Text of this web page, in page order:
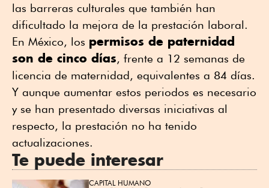
las barreras culturales que también han
dificultado la mejora de la prestación laboral.
En México, los permisos de paternidad
son de cinco días, frente a 12 semanas de
licencia de maternidad, equivalentes a 84 días.
Y aunque aumentar estos periodos es necesario
y se han presentado diversas iniciativas al
respecto, la prestación no ha tenido
actualizaciones.
Te puede interesar
CAPITAL HUMANO